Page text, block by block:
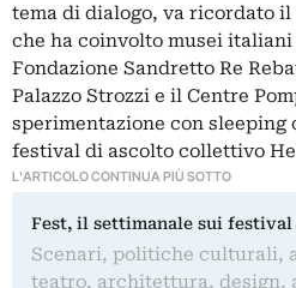
tema di dialogo, va ricordato
che ha coinvolto musei
Fondazione Sandretto Re
Palazzo Strozzi e il Centre
sperimentazione con
festival di ascolto collettivo
L'ARTICOLO CONTINUA PIÙ SOTTO
Fest, il settimanale sui
Scenari, politiche culturali,
teatro, architettura, design,